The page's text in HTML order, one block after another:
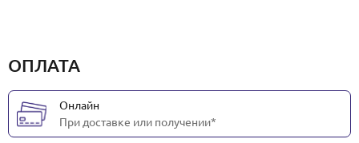
ОПЛАТА
Онлайн
При доставке или получении*